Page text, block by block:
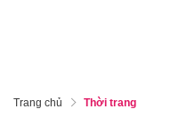
Trang chủ Thời trang